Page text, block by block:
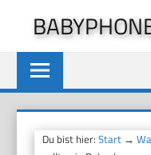
springen
Du bist hier:Start →